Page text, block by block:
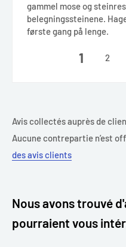
gammel mose og
belegningssteinene.
første gang på lenge.
1 2
Avis collectés auprès de
Aucune contrepartie n’est
des avis clients
Nous avons trouvé
pourraient vous